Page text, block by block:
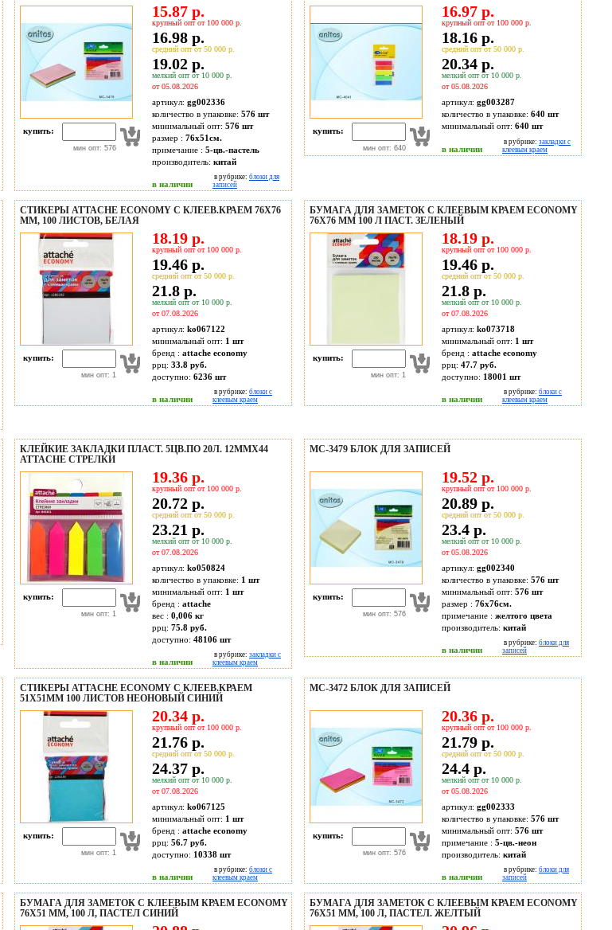
купить:
мин опт: 576
15.87 р.
крупный опт от 100 000 р.
16.98 р.
средний опт от 50 000 р.
19.02 р.
мелкий опт от 10 000 р.
от 05.08.2026
артикул: gg002336
количество в упаковке: 576 шт
минимальный опт: 576 шт
размер : 76х51см.
примечание : 5-цв.-пастель
производитель: китай
в наличии
в рубрике: блоки для
записей
купить:
мин опт: 640
16.97 р.
крупный опт от 100 000 р.
18.16 р.
средний опт от 50 000 р.
20.34 р.
мелкий опт от 10 000 р.
от 05.08.2026
артикул: gg003287
количество в упаковке: 640 шт
минимальный опт: 640 шт
в наличии
в рубрике: закладки с
клеевым краем
СТИКЕРЫ ATTACHE ECONOMY С КЛЕЕВ.КРАЕМ 76X76
ММ, 100 ЛИСТОВ, БЕЛАЯ
купить:
мин опт: 1
18.19 р.
крупный опт от 100 000 р.
19.46 р.
средний опт от 50 000 р.
21.8 р.
мелкий опт от 10 000 р.
от 07.08.2026
артикул: ko067122
минимальный опт: 1 шт
бренд : attache economy
ррц: 33.8 руб.
доступно: 6236 шт
в наличии
в рубрике: блоки с
клеевым краем
БУМАГА ДЛЯ ЗАМЕТОК С КЛЕЕВЫМ КРАЕМ ECONOMY
76X76 ММ 100 Л ПАСТ. ЗЕЛЕНЫЙ
купить:
мин опт: 1
18.19 р.
крупный опт от 100 000 р.
19.46 р.
средний опт от 50 000 р.
21.8 р.
мелкий опт от 10 000 р.
от 07.08.2026
артикул: ko073718
минимальный опт: 1 шт
бренд : attache economy
ррц: 47.7 руб.
доступно: 18001 шт
в наличии
в рубрике: блоки с
клеевым краем
КЛЕЙКИЕ ЗАКЛАДКИ ПЛАСТ. 5ЦВ.ПО 20Л. 12ММХ44
ATTACHE СТРЕЛКИ
купить:
мин опт: 1
19.36 р.
крупный опт от 100 000 р.
20.72 р.
средний опт от 50 000 р.
23.21 р.
мелкий опт от 10 000 р.
от 07.08.2026
артикул: ko050824
количество в упаковке: 1 шт
минимальный опт: 1 шт
бренд : attache
вес : 0,006 кг
ррц: 75.8 руб.
доступно: 48106 шт
в наличии
в рубрике: закладки с
клеевым краем
МС-3479 БЛОК ДЛЯ ЗАПИСЕЙ
купить:
мин опт: 576
19.52 р.
крупный опт от 100 000 р.
20.89 р.
средний опт от 50 000 р.
23.4 р.
мелкий опт от 10 000 р.
от 05.08.2026
артикул: gg002340
количество в упаковке: 576 шт
минимальный опт: 576 шт
размер : 76х76см.
примечание : желтого цвета
производитель: китай
в наличии
в рубрике: блоки для
записей
СТИКЕРЫ ATTACHE ECONOMY С КЛЕЕВ.КРАЕМ
51X51ММ 100 ЛИСТОВ НЕОНОВЫЙ СИНИЙ
купить:
мин опт: 1
20.34 р.
крупный опт от 100 000 р.
21.76 р.
средний опт от 50 000 р.
24.37 р.
мелкий опт от 10 000 р.
от 07.08.2026
артикул: ko067125
минимальный опт: 1 шт
бренд : attache economy
ррц: 56.7 руб.
доступно: 10338 шт
в наличии
в рубрике: блоки с
клеевым краем
МС-3472 БЛОК ДЛЯ ЗАПИСЕЙ
купить:
мин опт: 576
20.36 р.
крупный опт от 100 000 р.
21.79 р.
средний опт от 50 000 р.
24.4 р.
мелкий опт от 10 000 р.
от 05.08.2026
артикул: gg002333
количество в упаковке: 576 шт
минимальный опт: 576 шт
примечание : 5-цв.-неон
производитель: китай
в наличии
в рубрике: блоки для
записей
БУМАГА ДЛЯ ЗАМЕТОК С КЛЕЕВЫМ КРАЕМ ECONOMY
76X51 ММ, 100 Л, ПАСТЕЛ СИНИЙ
БУМАГА ДЛЯ ЗАМЕТОК С КЛЕЕВЫМ КРАЕМ ECONOMY
76X51 ММ, 100 Л, ПАСТЕЛ. ЖЕЛТЫЙ